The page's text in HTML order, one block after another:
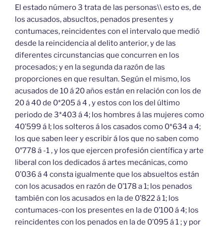
El estado número 3 trata de las personas\\ esto es, de
los acusados, absucltos, penados presentes y
contumaces, reincidentes con el intervalo que medió
desde la reincidencia al delito anterior, y de las
diferentes circunstancias que concurren en los
procesados; y en la segunda da razón de las
proporciones en que resultan. Según el mismo, los
acusados de 10 á 20 años están en relación con los de
20 á 40 de 0*205 á 4 , y estos con los del último
periodo de 3*403 á 4; los hombres á las mujeres como
40’599 á I; los solteros á los casados como 0*634 a 4;
los que saben leer y escribir á los que no saben como
0″778 á -1 , y los que ejercen profesión científica y arte
liberal con los dedicados á artes mecánicas, como
0’036 á 4 consta igualmente que los absueltos están
con los acusados en razón de 0’178 a 1; los penados
también con los acusados en la de 0’822 á 1; los
contumaces-con los presentes en la de 0’100 á 4; los
reincidentes con los penados en la de 0’095 á 1 ; y por